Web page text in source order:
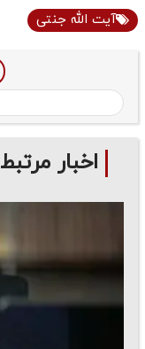
آیت الله جنتی
اخبار مرتبط